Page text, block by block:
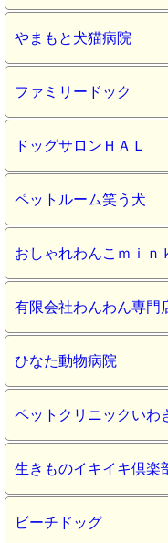
やまもと犬猫病院
ファミリードック
ドッグサロンＨＡＬ
ペットルーム笑う犬
おしゃれわんこｍｉｎ
有限会社わんわん専門
ひなた動物病院
ペットクリニックいわ
生きものイキイキ倶楽
ビーチドッグ